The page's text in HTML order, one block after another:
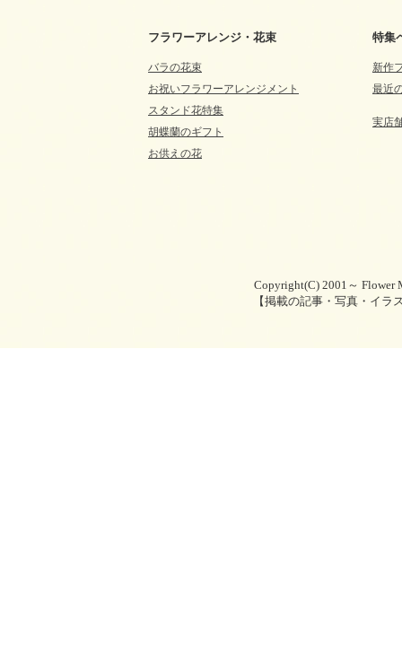
フラワーアレンジ・花束 特集
バラの花束
お祝いフラワーアレンジメント
スタンド花特集
胡蝶蘭のギフト
お供えの花
新作
最近
実店
Copyright(C) 2001～ Flower
【掲載の記事・写真・イ